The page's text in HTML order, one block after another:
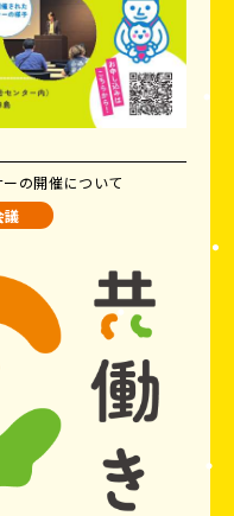
の開催について
議